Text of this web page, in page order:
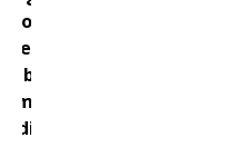
of
bereik
meter en